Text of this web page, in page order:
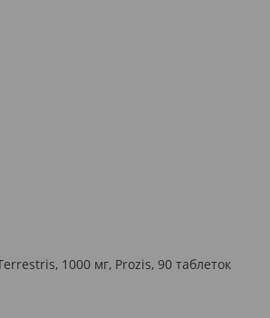
1000 мг, Prozis, 90 таблеток